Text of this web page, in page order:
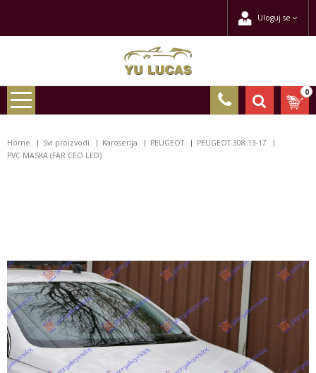
Uloguj se
0
Home Svi proizvodi Karoserija PEUGEOT
PEUGEOT 308 13-17
PVC MASKA (FAR CEO LED)